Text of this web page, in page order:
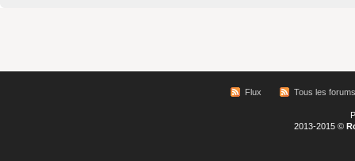
Flux Tous les forums
2013-2015 ©